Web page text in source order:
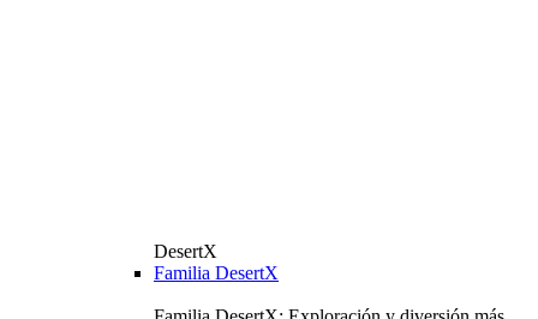
DesertX
Familia DesertX